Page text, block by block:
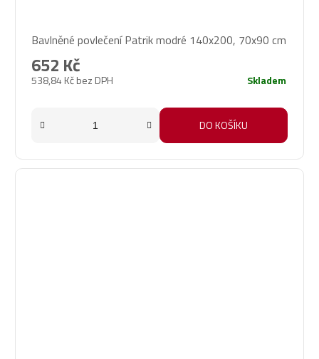
Bavlněné povlečení Patrik modré 140x200, 70x90 cm
538,84 Kč bez DPH
652 Kč
Skladem
DO KOŠÍKU